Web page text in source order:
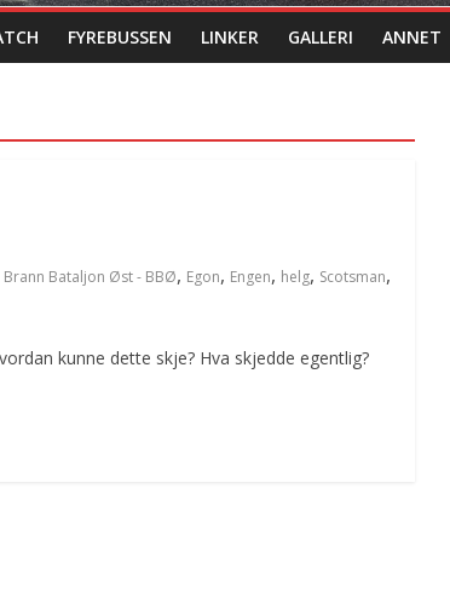
FYREBUSSEN LINKER GALLERI ANNET
Brann Bataljon Øst - BBØ, Egon, Engen, helg, Scotsman,
kunne dette skje? Hva skjedde egentlig?